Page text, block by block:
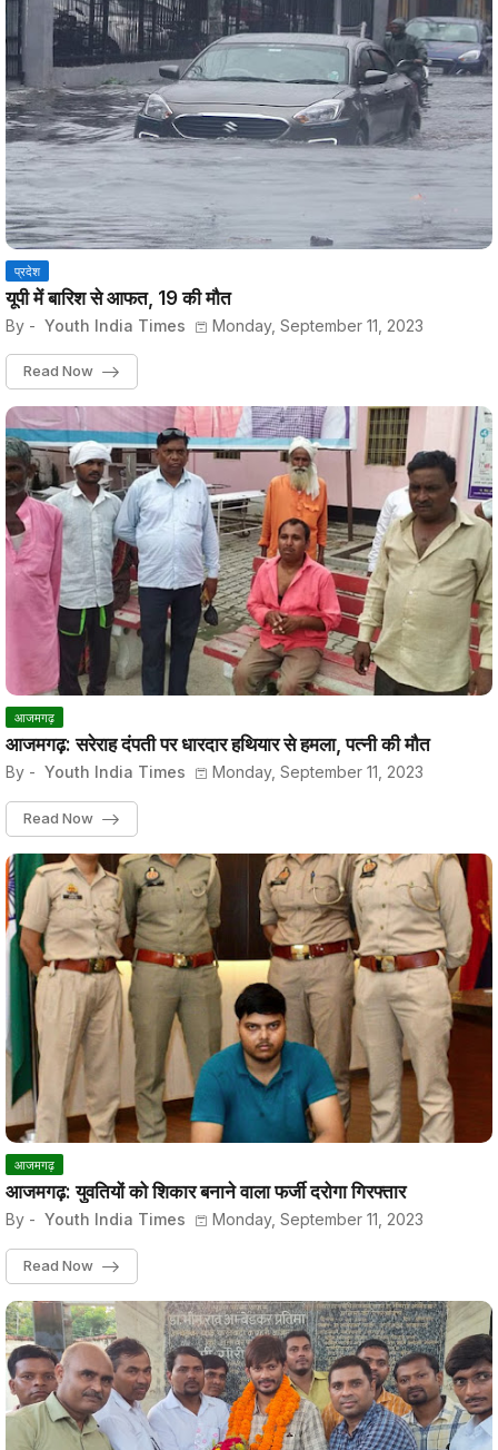
प्रदेश
यूपी में बारिश से आफत, 19 की मौत
By - Youth India Times Monday, September 11, 2023
Read Now
आजमगढ़
आजमगढ़: सरेराह दंपती पर धारदार हथियार से हमला, पत्नी की मौत
By - Youth India Times Monday, September 11, 2023
Read Now
आजमगढ़
आजमगढ़: युवतियों को शिकार बनाने वाला फर्जी दरोगा गिरफ्तार
By - Youth India Times Monday, September 11, 2023
Read Now